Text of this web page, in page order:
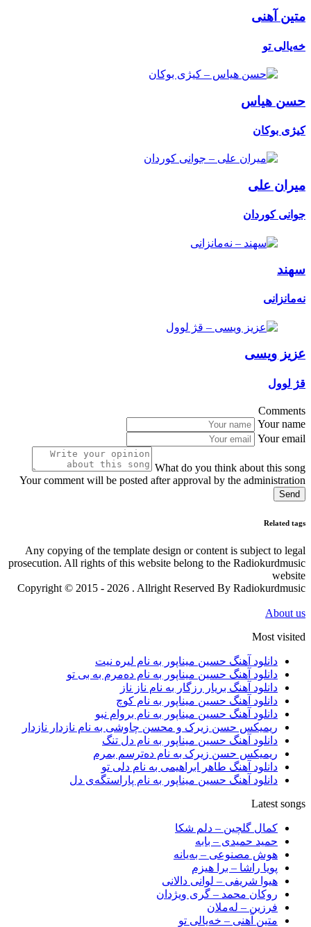
متین آهنی
خەیالی تو
حسن هیاس
کیژی بوکان
میران علی
جوانی کوردان
سهند
نەمانزانی
عزیز ویسی
قژ لوول
Comments
Your name
Your email
What do you think about this song
Your comment will be posted after approval by the administration
Send
Related tags
Any copying of the template design or content is subject to legal
prosecution. All rights of this website belong to the Radiokurdmusic
website
Copyright © 2015 - 2026 . Allright Reserved By Radiokurdmusic
About us
Most visited
دانلود آهنگ حسین میناپور به نام لیره نیت
دانلود آهنگ حسین میناپور به نام دەمرم بە بی تو
دانلود آهنگ بریار رزگار به نام ناز ناز
دانلود آهنگ حسین میناپور به نام کوچ
دانلود آهنگ حسین میناپور به نام بروام نبو
ریمیکس حسن زیرک و محسن چاوشی به نام نازدار نازدار
دانلود آهنگ حسین میناپور به نام دل تنگ
ریمیکس حسن زیرک به نام دەترسم بمرم
دانلود آهنگ طاهر ابراهیمی به نام دلی تو
دانلود آهنگ حسین میناپور به نام پاراستگەی دل
Latest songs
کمال گلچین – دلم شکا
حمید حمیدی – بابه
هوش مصنوعی – بەیانە
پویا راشا – برا هیزم
هیوا شریفی – لوانی دالانی
روکان محمد – گری ویژدان
فرزین – لەملان
متین آهنی – خەیالی تو